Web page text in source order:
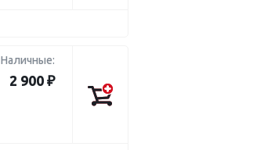
Наличные:
2 900 ₽